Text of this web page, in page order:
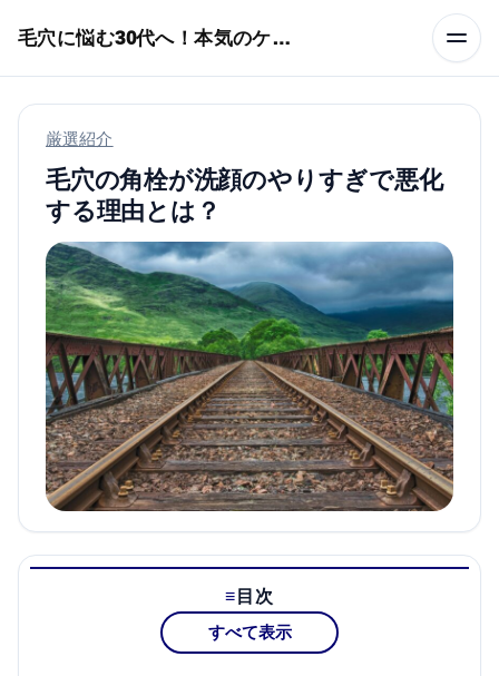
毛穴に悩む30代へ！本気のケア術特集
厳選紹介
毛穴の角栓が洗顔のやりすぎで悪化
する理由とは？
目次
すべて表示